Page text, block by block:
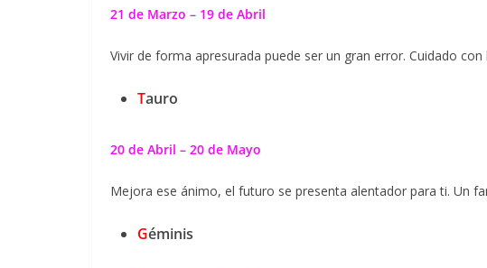
21 de Marzo – 19 de Abril
Vivir de forma apresurada puede ser un gran error. Cuidado
Tauro
20 de Abril – 20 de Mayo
Mejora ese ánimo, el futuro se presenta alentador para ti. Un
Géminis